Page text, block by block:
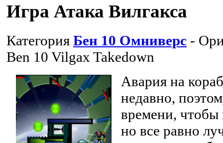
Игра Атака Вилгакса
Категория Бен 10 Омниверс -
Ben 10 Vilgax Takedown
Авария на
недавно,
времени, чтобы
но все равно